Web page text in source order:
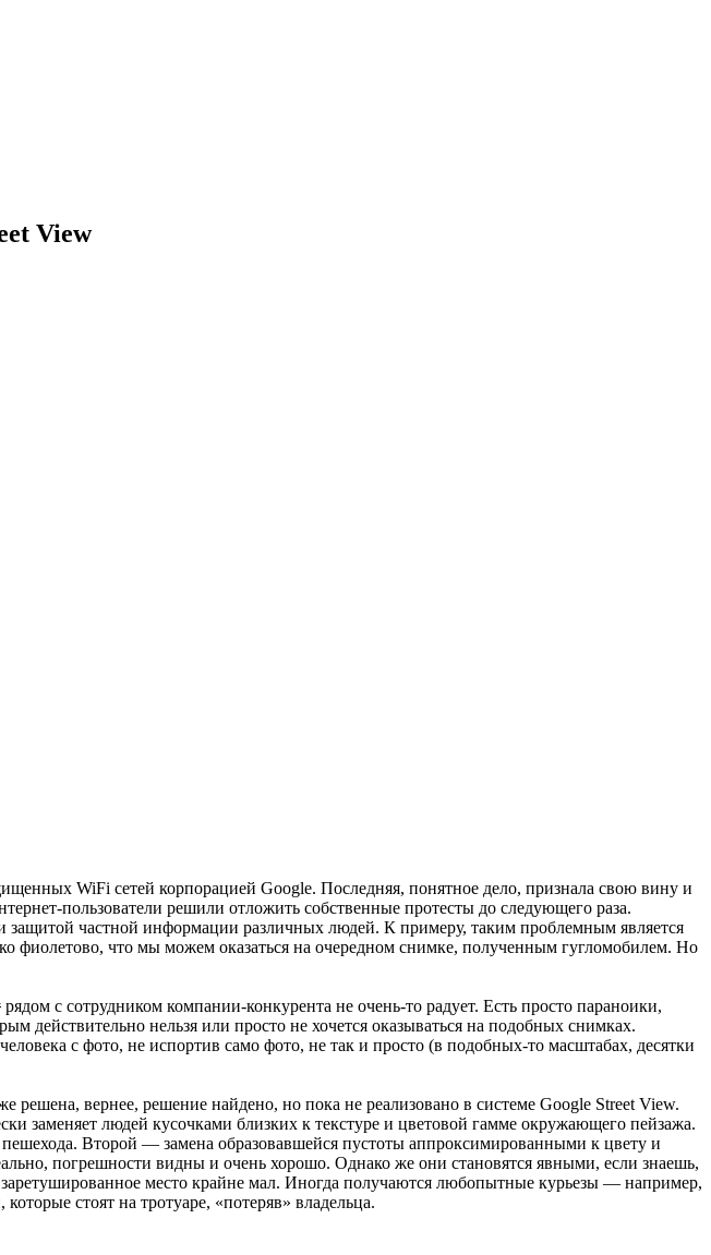
View
WiFi сетей корпорацией Google. Последняя, понятное дело, признала свою вину и
пользователи решили отложить собственные протесты до следующего раза.
частной информации различных людей. К примеру, таким проблемным является
фиолетово, что мы можем оказаться на очередном снимке, полученным гугломобилем. Но
рядом с сотрудником компании-конкурента не очень-то радует. Есть просто параноики,
действительно нельзя или просто не хочется оказываться на подобных снимках.
с фото, не испортив само фото, не так и просто (в подобных-то масштабах, десятки
вернее, решение найдено, но пока не реализовано в системе Google Street View.
заменяет людей кусочками близких к текстуре и цветовой гамме окружающего пейзажа.
Второй — замена образовавшейся пустоты аппроксимированными к цвету и
погрешности видны и очень хорошо. Однако же они становятся явными, если знаешь,
место крайне мал. Иногда получаются любопытные курьезы — например,
стоят на тротуаре, «потеряв» владельца.